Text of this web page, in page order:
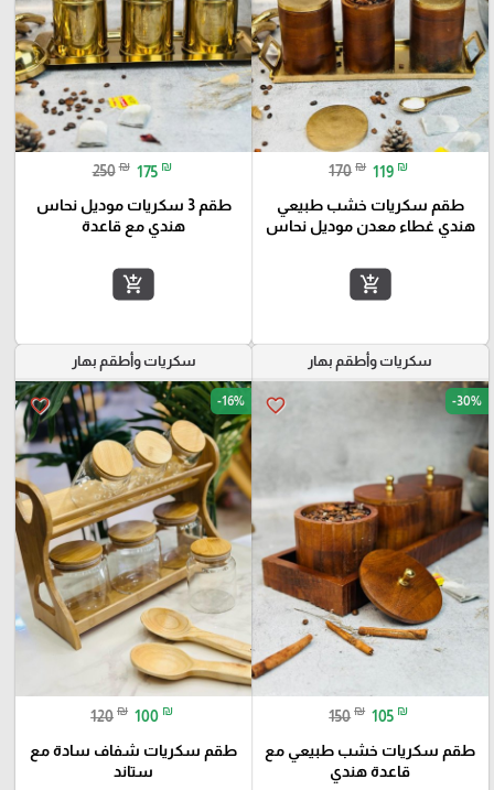
170 ₪ 119 ₪
طقم سكريات خشب طبيعي
هندي غطاء معدن موديل نحاس
add_shopping_cart
250 ₪ 175 ₪
طقم 3 سكريات موديل نحاس
هندي مع قاعدة
add_shopping_cart
سكريات وأطقم بهار
favorite_border -30%
150 ₪ 105 ₪
طقم سكريات خشب طبيعي مع
قاعدة هندي
سكريات وأطقم بهار
favorite_border -16%
120 ₪ 100 ₪
طقم سكريات شفاف سادة مع
ستاند